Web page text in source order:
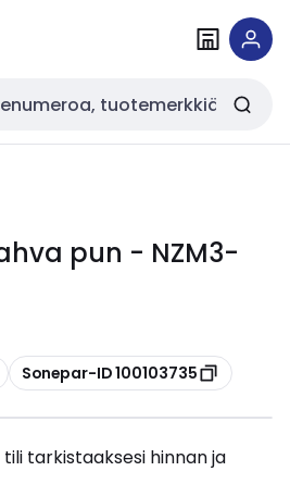
pun - NZM3-
Kopioi
Sonepar-ID 100103735
tili tarkistaaksesi hinnan ja